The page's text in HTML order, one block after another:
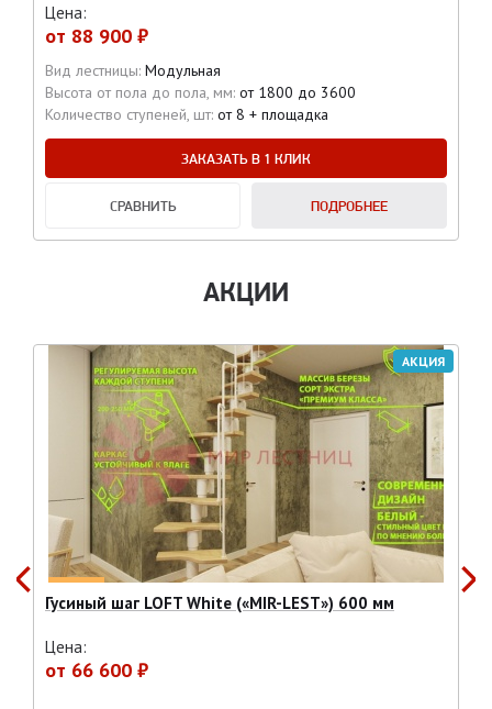
Цена:
от 88 900 ₽
Вид лестницы: Модульная
Высота от пола до пола, мм: от 1800 до 3600
Количество ступеней, шт: от 8 + площадка
ЗАКАЗАТЬ В 1 КЛИК
СРАВНИТЬ ПОДРОБНЕЕ
АКЦИИ
АКЦИЯ
Гусиный шаг LOFT White («MIR-LEST») 600 мм
Цена:
от 66 600 ₽